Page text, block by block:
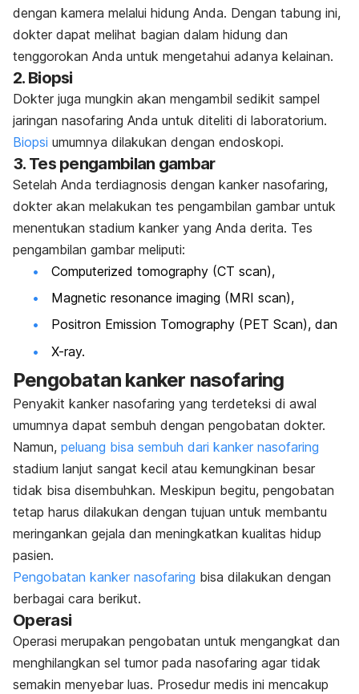
dengan kamera melalui hidung Anda. Dengan tabung ini,
dokter dapat melihat bagian dalam hidung dan
tenggorokan Anda untuk mengetahui adanya kelainan.
2. Biopsi
Dokter juga mungkin akan mengambil sedikit sampel
jaringan nasofaring Anda untuk diteliti di laboratorium.
Biopsi umumnya dilakukan dengan endoskopi.
3. Tes pengambilan gambar
Setelah Anda terdiagnosis dengan kanker nasofaring,
dokter akan melakukan tes pengambilan gambar untuk
menentukan stadium kanker yang Anda derita. Tes
pengambilan gambar meliputi:
Computerized tomography (CT scan),
Magnetic resonance imaging (MRI scan),
Positron Emission Tomography (PET Scan), dan
X-ray.
Pengobatan kanker nasofaring
Penyakit kanker nasofaring yang terdeteksi di awal
umumnya dapat sembuh dengan pengobatan dokter.
Namun, peluang bisa sembuh dari kanker nasofaring
stadium lanjut sangat kecil atau kemungkinan besar
tidak bisa disembuhkan. Meskipun begitu, pengobatan
tetap harus dilakukan dengan tujuan untuk membantu
meringankan gejala dan meningkatkan kualitas hidup
pasien.
Pengobatan kanker nasofaring bisa dilakukan dengan
berbagai cara berikut.
Operasi
Operasi merupakan pengobatan untuk mengangkat dan
menghilangkan sel tumor pada nasofaring agar tidak
semakin menyebar luas. Prosedur medis ini mencakup